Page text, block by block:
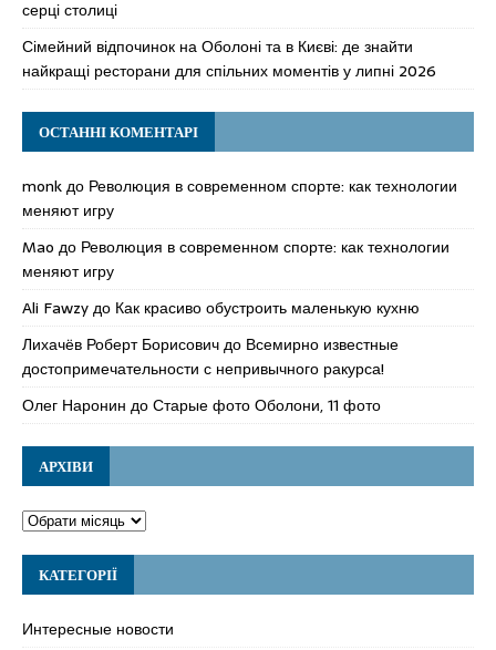
серці столиці
Сімейний відпочинок на Оболоні та в Києві: де знайти
найкращі ресторани для спільних моментів у липні 2026
ОСТАННІ КОМЕНТАРІ
monkдо Революция в современном спорте: как технологии
меняют игру
Mao до Революция в современном спорте: как технологии
меняют игру
Ali Fawzyдо Как красиво обустроить маленькую кухню
Лихачёв Роберт Борисовичдо Всемирно известные
достопримечательности с непривычного ракурса!
Олег Наронин доСтарые фото Оболони, 11 фото
АРХІВИ
КАТЕГОРІЇ
Интересные новости